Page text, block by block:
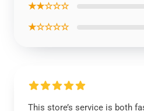
★★☆☆☆
★☆☆☆☆
This store’s service is both